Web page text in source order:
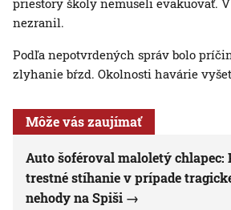
priestory školy nemuseli evakuovať.
nezranil.
Podľa nepotvrdených správ bolo
zlyhanie bŕzd. Okolnosti havárie
Môže vás zaujímať
Auto šoféroval maloletý chlapec:
trestné stíhanie v prípade
nehody na Spiši